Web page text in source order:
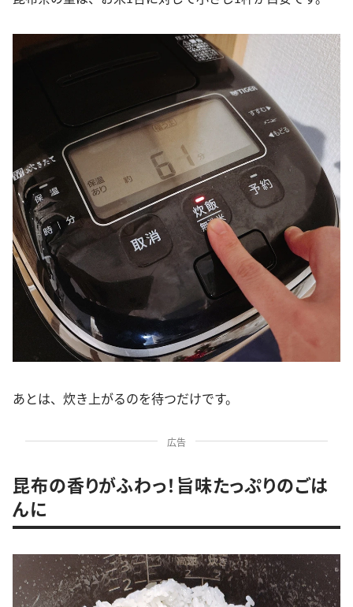
あとは、炊き上がるのを待つだけです。
広告
昆布の香りがふわっ！旨味たっぷりのごは
んに